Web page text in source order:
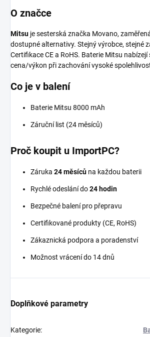
O značce
Mitsu je sesterská značka Movano,
dostupné alternativy. Stejný výrobce, stejné
Certifikace CE a RoHS. Baterie Mitsu nabízejí
cena/výkon při zachování vysoké
Co je v balení
Baterie Mitsu 8000 mAh
Záruční list (24 měsíců)
Proč koupit u ImportPC?
Záruka 24 měsíců na každou baterii
Rychlé odeslání do24 hodin
Bezpečné balení pro přepravu
Certifikované produkty (CE, RoHS)
Zákaznická podpora a poradenství
Možnost vrácení do 14 dnů
Doplňkové parametry
Kategorie: